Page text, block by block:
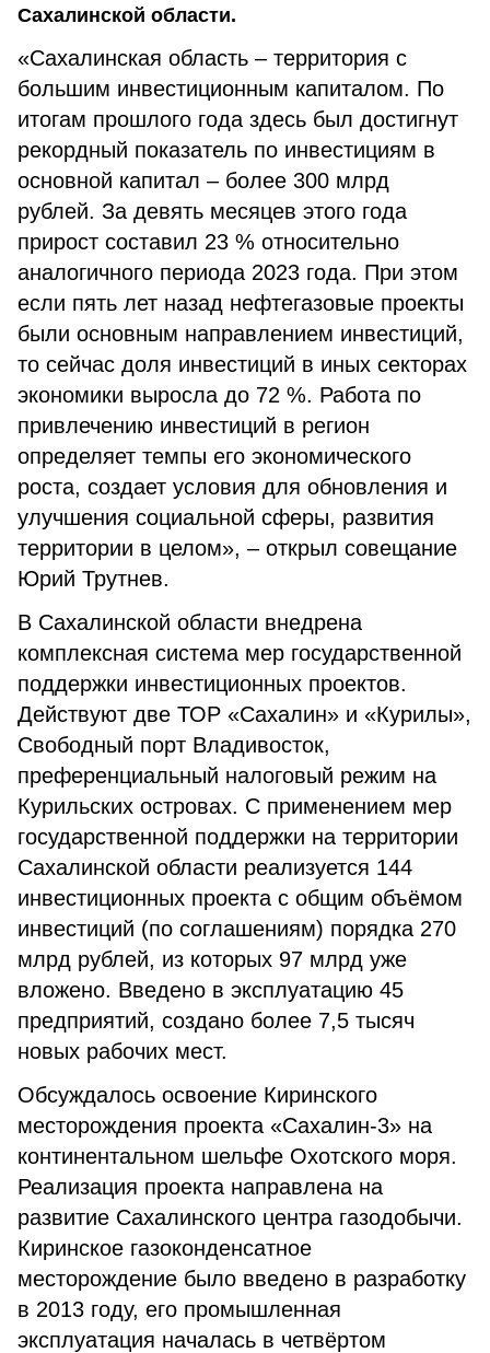
Сахалинской области.
«Сахалинская область – территория с
большим инвестиционным капиталом. По
итогам прошлого года здесь был достигнут
рекордный показатель по инвестициям в
основной капитал – более 300 млрд
рублей. За девять месяцев этого года
прирост составил 23 % относительно
аналогичного периода 2023 года. При этом
если пять лет назад нефтегазовые проекты
были основным направлением инвестиций,
то сейчас доля инвестиций в иных секторах
экономики выросла до 72 %. Работа по
привлечению инвестиций в регион
определяет темпы его экономического
роста, создает условия для обновления и
улучшения социальной сферы, развития
территории в целом», – открыл совещание
Юрий Трутнев.
В Сахалинской области внедрена
комплексная система мер государственной
поддержки инвестиционных проектов.
Действуют две ТОР «Сахалин» и «Курилы»,
Свободный порт Владивосток,
преференциальный налоговый режим на
Курильских островах. С применением мер
государственной поддержки на территории
Сахалинской области реализуется 144
инвестиционных проекта с общим объёмом
инвестиций (по соглашениям) порядка 270
млрд рублей, из которых 97 млрд уже
вложено. Введено в эксплуатацию 45
предприятий, создано более 7,5 тысяч
новых рабочих мест.
Обсуждалось освоение Киринского
месторождения проекта «Сахалин-3» на
континентальном шельфе Охотского моря.
Реализация проекта направлена на
развитие Сахалинского центра газодобычи.
Киринское газоконденсатное
месторождение было введено в разработку
в 2013 году, его промышленная
эксплуатация началась в четвёртом